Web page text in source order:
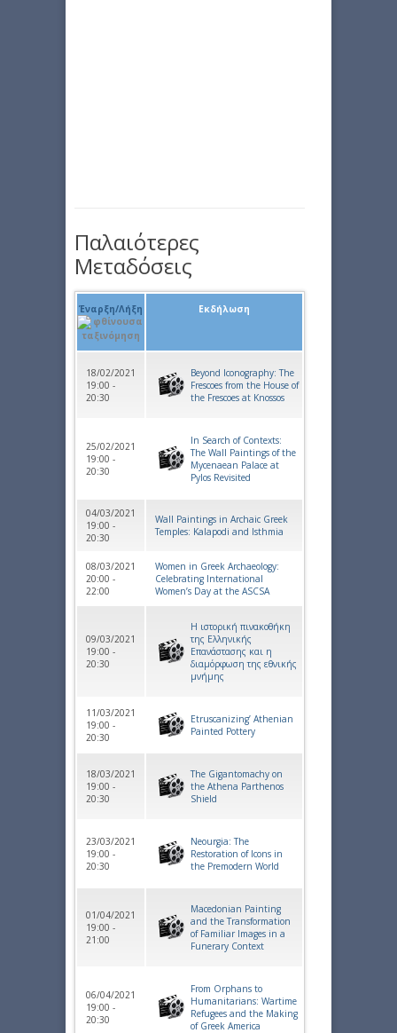
Παλαιότερες
Μεταδόσεις
Έναρξη/Λήξη Εκδήλωση
18/02/2021
19:00 -
20:30
Beyond Iconography: The
Frescoes from the House of
the Frescoes at Knossos
25/02/2021
19:00 -
20:30
In Search of Contexts:
The Wall Paintings of the
Mycenaean Palace at
Pylos Revisited
04/03/2021
19:00 -
20:30
Wall Paintings in Archaic Greek
Temples: Kalapodi and Isthmia
08/03/2021
20:00 -
22:00
Women in Greek Archaeology:
Celebrating International
Women’s Day at the ASCSA
09/03/2021
19:00 -
20:30
Η ιστορική πινακοθήκη
της Ελληνικής
Επανάστασης και η
διαμόρφωση της εθνικής
μνήμης
11/03/2021
19:00 -
20:30
Etruscanizing’ Athenian
Painted Pottery
18/03/2021
19:00 -
20:30
The Gigantomachy on
the Athena Parthenos
Shield
23/03/2021
19:00 -
20:30
Neourgia: The
Restoration of Icons in
the Premodern World
01/04/2021
19:00 -
21:00
Macedonian Painting
and the Transformation
of Familiar Images in a
Funerary Context
06/04/2021
19:00 -
20:30
From Orphans to
Humanitarians: Wartime
Refugees and the Making
of Greek America